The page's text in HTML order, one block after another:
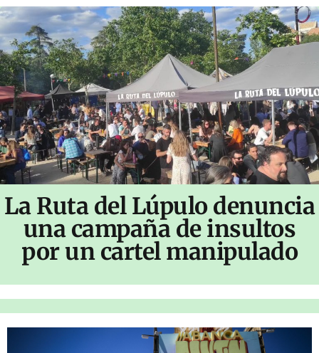
La Ruta del Lúpulo denuncia
una campaña de insultos
por un cartel manipulado